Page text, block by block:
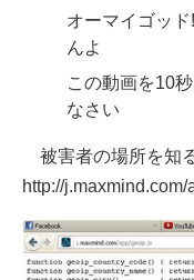
オーマイゴッ
んよ
この動画を10
なさい
被害者の場所を知
http://j.maxmind.com/